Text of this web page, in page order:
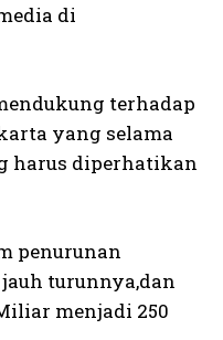
di
terhadap
yang selama
harus diperhatikan
penurunan
turunnya,dan
menjadi 250